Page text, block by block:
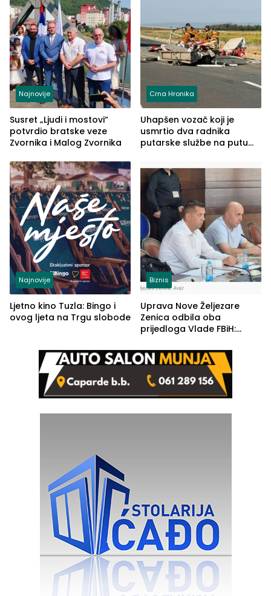
Najnovije
Susret „Ljudi i mostovi“
potvrdio bratske veze
Zvornika i Malog Zvornika
Crna Hronika
Uhapšen vozač koji je
usmrtio dva radnika
putarske službe na putu
(FOTO)
Najnovije
Ljetno kino Tuzla: Bingo i
ovog ljeta na Trgu slobode
Biznis
Uprava Nove Željezare
Zenica odbila oba
prijedloga Vlade FBiH:
rješenje